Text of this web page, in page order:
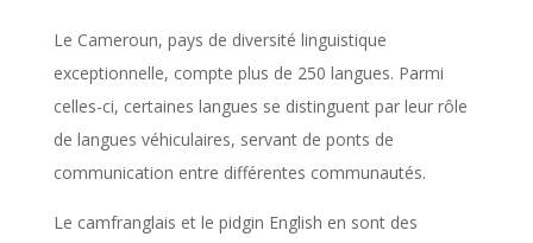
Le Cameroun, pays de diversité linguistique
exceptionnelle, compte plus de 250 langues. Parmi
celles-ci, certaines langues se distinguent par leur rôle
de langues véhiculaires, servant de ponts de
communication entre différentes communautés.
Le camfranglais et le pidgin English en sont des